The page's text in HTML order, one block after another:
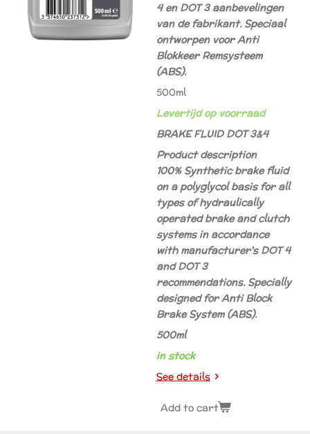
4 en DOT 3 aanbevelingen
van de fabrikant. Speciaal
ontworpen voor Anti
Blokkeer Remsysteem
(ABS).
500ml
Levertijd op voorraad
BRAKE FLUID DOT 3&4
Product description
100% Synthetic brake fluid
on a polyglycol basis for all
types of hydraulically
operated brake and clutch
systems in accordance
with manufacturer's DOT 4
and DOT 3
recommendations. Specially
designed for Anti Block
Brake System (ABS).
500ml
in stock
See details
Add to cart